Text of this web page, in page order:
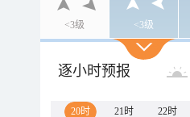
<3级 <3级
逐小时预报
20时 21时 22时